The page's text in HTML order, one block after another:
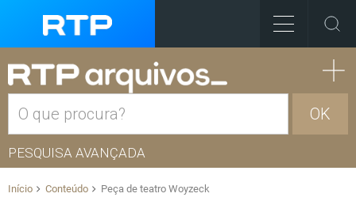
OK
PESQUISA AVANÇADA
Início Conteúdo Peça de teatro Woyzeck